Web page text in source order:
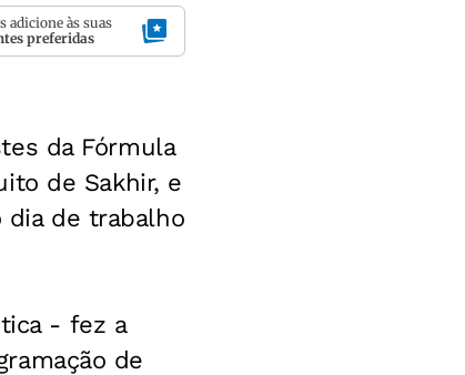
adicione às suas
preferidas
da Fórmula
de Sakhir, e
dia de trabalho
- fez a
de